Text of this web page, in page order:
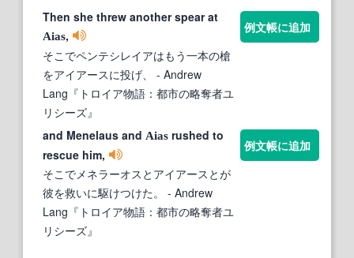
Then she threw another spear at
Aias,
そこでペンテシレイアはもう一本の槍
をアイアースに投げ、
- Andrew
Lang『トロイア物語：都市の略奪者ユ
リシーズ』
例文帳に追加
and Menelaus and Aias rushed to
rescue him,
そこでメネラーオスとアイアースとが
彼を救いに駆けつけた。
- Andrew
Lang『トロイア物語：都市の略奪者ユ
リシーズ』
例文帳に追加